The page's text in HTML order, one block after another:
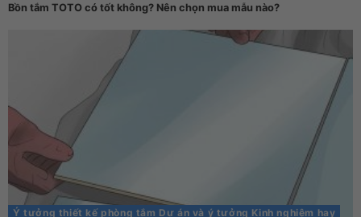
Bồn tắm TOTO có tốt không? Nên chọn mua mẫu nào?
Ý tưởng thiết kế phòng tắm Dự án và ý tưởng Kinh nghiệm hay